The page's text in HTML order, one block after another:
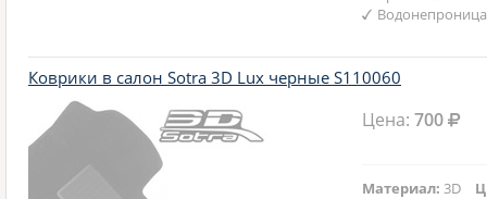
Коврики в салон Sotra 3D Lux черные S110060
Цена:700
Материал:3D